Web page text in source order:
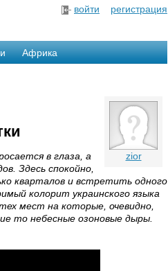
войти регистрация
Африка
zior
в глаза, а
Здесь спокойно,
кварталов и встретить одного
колорит украинского языка
мест на которые, очевидно,
то небесные озоновые дыры.